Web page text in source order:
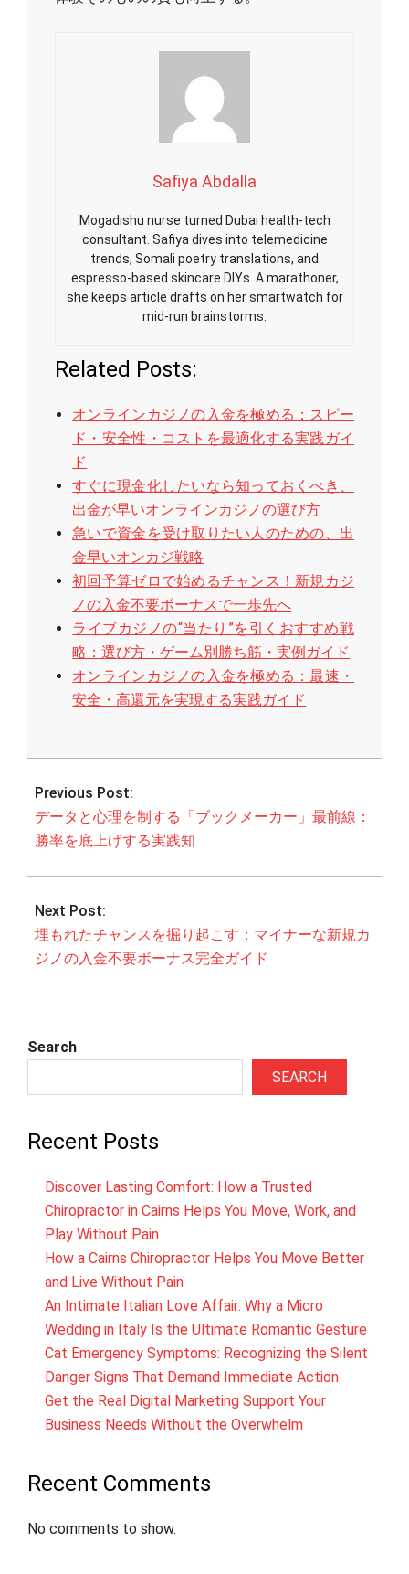
Safiya Abdalla
Mogadishu nurse turned Dubai health-tech
consultant. Safiya dives into telemedicine
trends, Somali poetry translations, and
espresso-based skincare DIYs. A marathoner,
she keeps article drafts on her smartwatch for
mid-run brainstorms.
Related Posts:
オンラインカジノの入金を極める：スピー
ド・安全性・コストを最適化する実践ガイ
ド
すぐに現金化したいなら知っておくべき、
出金が早いオンラインカジノの選び方
急いで資金を受け取りたい人のための、出
金早いオンカジ戦略
初回予算ゼロで始めるチャンス！新規カジ
ノの入金不要ボーナスで一歩先へ
ライブカジノの“当たり”を引くおすすめ戦
略：選び方・ゲーム別勝ち筋・実例ガイド
オンラインカジノの入金を極める：最速・
安全・高還元を実現する実践ガイド
2025-
31
Previous Post:
データと心理を制する「ブックメーカー」最前線：
勝率を底上げする実践知
Next Post:
埋もれたチャンスを掘り起こす：マイナーな新規カ
ジノの入金不要ボーナス完全ガイド
Search
SEARCH
Recent Posts
Discover Lasting Comfort: How a Trusted
Chiropractor in Cairns Helps You Move, Work, and
Play Without Pain
How a Cairns Chiropractor Helps You Move Better
and Live Without Pain
An Intimate Italian Love Affair: Why a Micro
Wedding in Italy Is the Ultimate Romantic Gesture
Cat Emergency Symptoms: Recognizing the Silent
Danger Signs That Demand Immediate Action
Get the Real Digital Marketing Support Your
Business Needs Without the Overwhelm
Recent Comments
No comments to show.